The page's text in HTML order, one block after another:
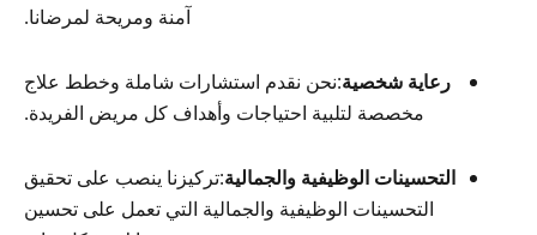
آمنة ومريحة لمرضانا.
رعاية شخصية:نحن نقدم استشارات شاملة وخطط علاج
مخصصة لتلبية احتياجات وأهداف كل مريض الفريدة.
التحسينات الوظيفية والجمالية:تركيزنا ينصب على تحقيق
التحسينات الوظيفية والجمالية التي تعمل على تحسين